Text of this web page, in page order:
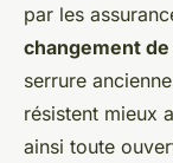
par les
changement
serrure
résistent mieux
ainsi toute